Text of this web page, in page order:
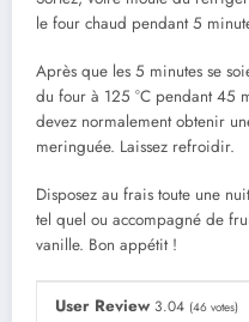
le four chaud pendant 5
Après que les 5 minutes se
du four à 125 °C pendant 45
devez normalement obtenir
meringuée. Laissez refroidir.
Disposez au frais toute une
tel quel ou accompagné de
vanille. Bon appétit !
User Review 3.04 (46 votes)